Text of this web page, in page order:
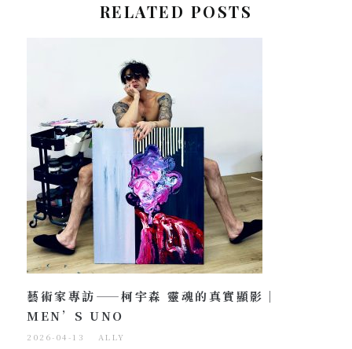
RELATED POSTS
藝術家專訪——柯宇森 靈魂的真實顯影｜
MEN’S UNO
2026-04-13 ALLY